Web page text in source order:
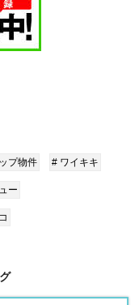
プ物件 # ワイキキ
ー